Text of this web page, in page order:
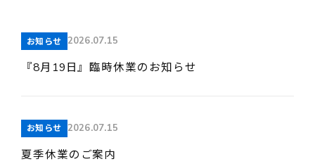
を
選
択
お知らせ 2026.07.15
『8月19日』臨時休業のお知らせ
お知らせ 2026.07.15
夏季休業のご案内